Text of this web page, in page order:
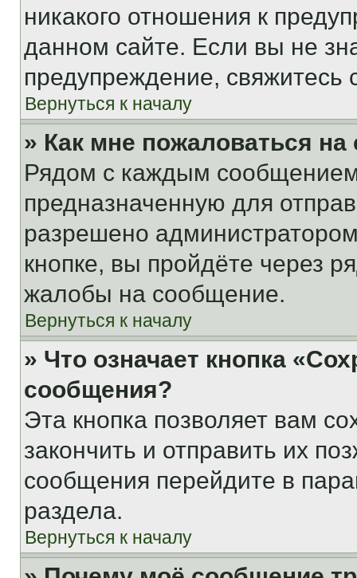
никакого отношения к
данном сайте. Если вы не
предупреждение,
Вернуться к началу
» Как мне пожаловаться
Рядом с каждым сообщением
предназначенную для
разрешено
кнопке, вы пройдёте через
жалобы на сообщение.
Вернуться к началу
» Что означает кнопка
сообщения?
Эта кнопка позволяет вам
закончить и отправить их
сообщения перейдите в
раздела.
Вернуться к началу